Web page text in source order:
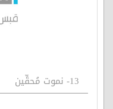
13- نموت مُحقِّين